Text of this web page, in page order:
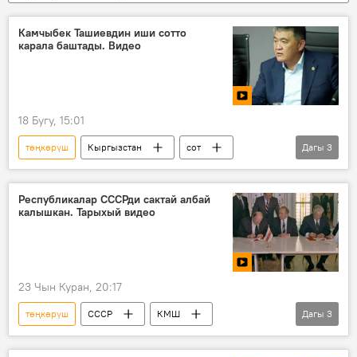
Камчыбек Ташиевдин иши сотто
карала баштады. Видео
18 Бугу, 15:01
төңкөрүш Кыргызстан
сот
Камчыбек Ташиев
Башкы прокуратура
УКМК
Дагы 3
Республикалар СССРди сактай албай
калышкан. Тарыхый видео
23 Чын Куран, 20:17
төңкөрүш СССР
КМШ
Михаил Горбачев
сүйлөшүү
Дагы 3